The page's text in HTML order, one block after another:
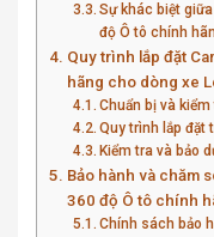
Sự khác biệt
độ Ô tô chính
Quy trình lắp đặt
hãng cho dòng xe
Chuẩn bị và
Quy trình lắp đặt
Kiểm tra và bảo
Bảo hành và chăm
360 độ Ô tô chính
Chính sách bảo